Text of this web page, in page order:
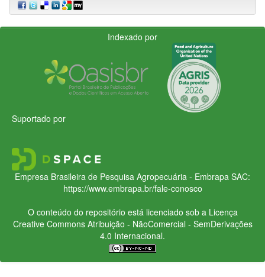
Indexado por
Suportado por
Empresa Brasileira de Pesquisa Agropecuária - Embrapa SAC:
https://www.embrapa.br/fale-conosco
O conteúdo do repositório está licenciado sob a Licença
Creative CommonsAtribuição - NãoComercial - SemDerivações
4.0 Internacional.